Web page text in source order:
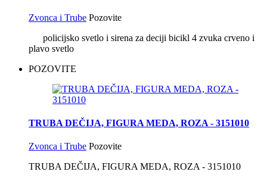
Zvonca i Trube Pozovite
policijsko svetlo i sirena za deciji bicikl 4 zvuka crveno i
plavo svetlo
POZOVITE
TRUBA DEČIJA, FIGURA MEDA, ROZA - 3151010
Zvonca i Trube Pozovite
TRUBA DEČIJA, FIGURA MEDA, ROZA - 3151010